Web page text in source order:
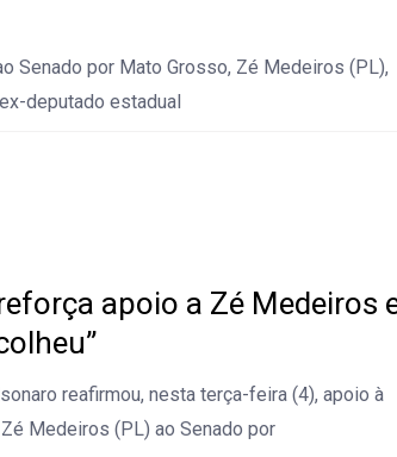
Senado por Mato Grosso, Zé Medeiros (PL),
deputado estadual
apoio a Zé Medeiros
reafirmou, nesta terça-feira (4), apoio à
Medeiros (PL) ao Senado por